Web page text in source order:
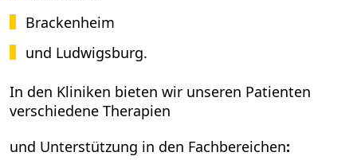
Brackenheim
und Ludwigsburg.
In den Kliniken bieten wir unseren Patienten
verschiedene Therapien
und Unterstützung in den Fachbereichen: